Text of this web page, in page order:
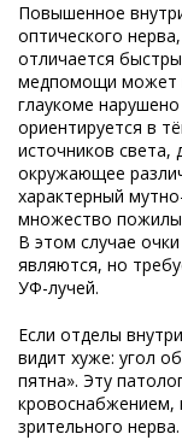
Повышенное
оптического
отличается
медпомощи может
глаукоме
ориентируется в
источников
окружающее
характерный
множество
В этом случае
являются, но
УФ-лучей.
Если отделы
видит хуже: угол
пятна». Эту
кровоснабжением,
зрительного нерва.